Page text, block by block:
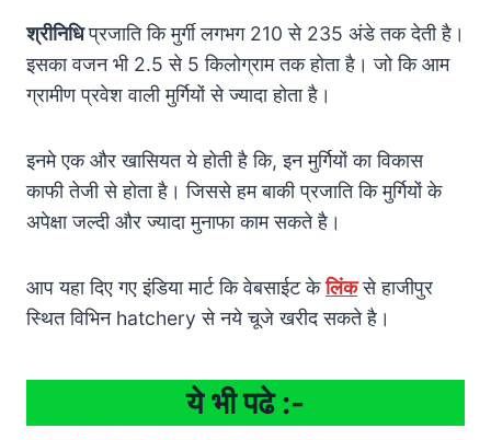
श्रीनिधिप्रजाति कि मुर्गी लगभग 210 से 235 अंडे तक देती है।
इसका वजन भी 2.5 से 5 किलोग्राम तक होता है। जो कि आम
ग्रामीण प्रवेश वाली मुर्गियों से ज्यादा होता है।
इनमे एक और खासियत ये होती है कि, इन मुर्गियों का विकास
काफी तेजी से होता है। जिससे हम बाकी प्रजाति कि मुर्गियों के
अपेक्षा जल्दी और ज्यादा मुनाफा काम सकते है।
आप यहा दिए गए इंडिया मार्ट कि वेबसाईट केलिंकसे हाजीपुर
स्थित विभिन hatchery से नये चूजे खरीद सकते है।
ये भी पढे :-